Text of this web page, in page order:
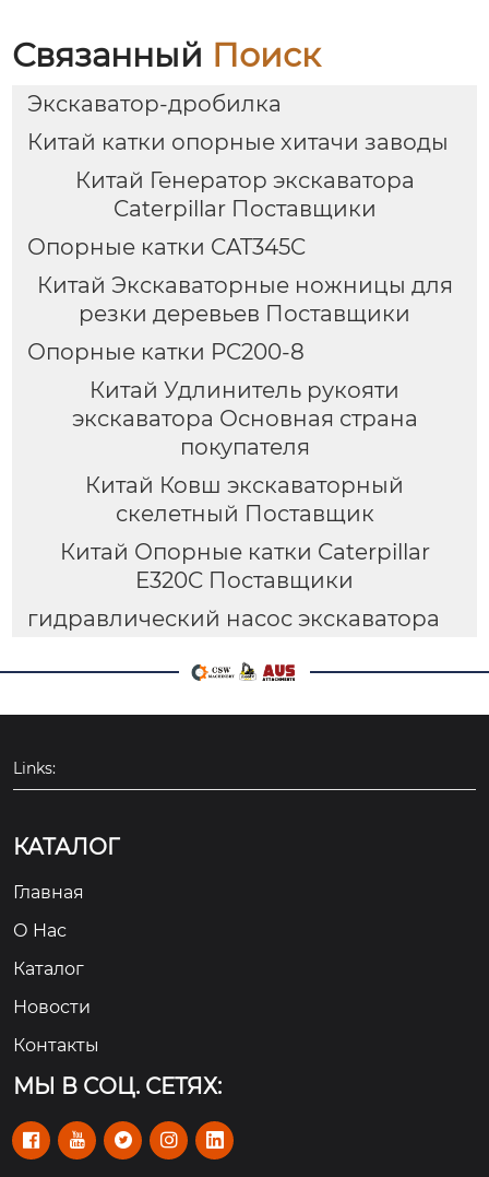
используемое для
привода
гидравлическоеSwing
устройство SG025
SG025E SG025E-138
поворотный мотор.
Связанный Поиск
Экскаватор-дробилка
Китай катки опорные хитачи заводы
Китай Генератор экскаватора
Caterpillar Поставщики
Опорные катки CAT345C
Китай Экскаваторные ножницы для
резки деревьев Поставщики
Опорные катки PC200-8
Китай Удлинитель рукояти
экскаватора Основная страна
покупателя
Китай Ковш экскаваторный
скелетный Поставщик
Китай Опорные катки Caterpillar
E320C Поставщики
гидравлический насос экскаватора
Links:
КАТАЛОГ
Главная
О Hас
Каталог
Новости
Контакты
МЫ В СОЦ. СЕТЯХ:
    